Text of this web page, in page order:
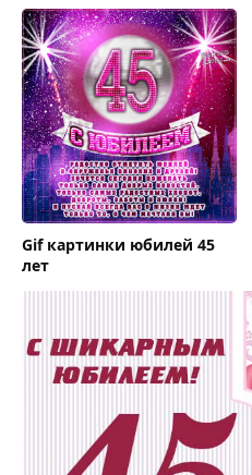
Gif картинки юбилей 45
лет